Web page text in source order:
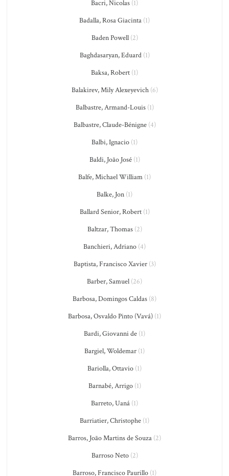
Bacri, Nicolas (1)
Badalla, Rosa Giacinta (1)
Baden Powell(2)
Baghdasaryan, Eduard(1)
Baksa, Robert (1)
Balakirev, Mily Alexeyevich(6)
Balbastre, Armand-Louis(1)
Balbastre, Claude-Bénigne(4)
Balbi, Ignacio (1)
Baldi, João José(1)
Balfe, Michael William (1)
Balke, Jon (1)
Ballard Senior, Robert(1)
Baltzar, Thomas(2)
Banchieri, Adriano (4)
Baptista, Francisco Xavier(3)
Barber, Samuel (26)
Barbosa, Domingos Caldas (8)
Barbosa, Osvaldo Pinto (Vavá) (1)
Bardi, Giovanni de (1)
Bargiel, Woldemar (1)
Bariolla, Ottavio (1)
Barnabé, Arrigo(1)
Barreto, Uaná (1)
Barriatier, Christophe (1)
Barros, João Martins de Souza (2)
Barroso Neto(2)
Barroso, Francisco Paurillo (1)